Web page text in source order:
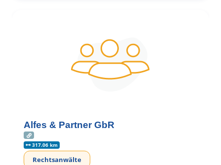
Alfes & Partner GbR
317.06 km
Rechtsanwälte